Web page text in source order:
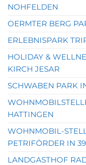
NOHFELDEN
OERMTER BERG
ERLEBNISPARK
HOLIDAY &
KIRCH JESAR
SCHWABEN PARK
HATTINGEN
WOHNMOBIL-
PETRIFÖRDER IN
LANDGASTHOF